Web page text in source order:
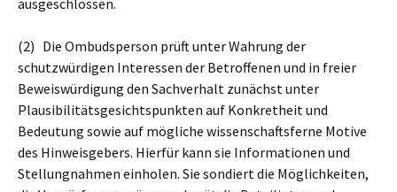
ausgeschlossen.
(2) Die Ombudsperson prüft unter Wahrung der
schutzwürdigen Interessen der Betroffenen und in freier
Beweiswürdigung den Sachverhalt zunächst unter
Plausibilitätsgesichtspunkten auf Konkretheit und
Bedeutung sowie auf mögliche wissenschaftsferne Motive
des Hinweisgebers. Hierfür kann sie Informationen und
Stellungnahmen einholen. Sie sondiert die Möglichkeiten,